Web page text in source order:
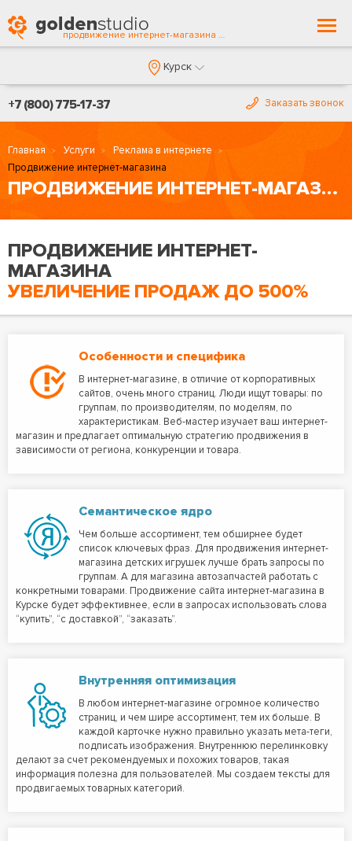
продвижение интернет-магазина Курске
Курск
+7 (800) 775-17-37 Заказать звонок
Главная Услуги
Реклама в интернете
Продвижение интернет-магазина
ПРОДВИЖЕНИЕ ИНТЕРНЕТ-МАГАЗИНА
ПРОДВИЖЕНИЕ ИНТЕРНЕТ-
МАГАЗИНА
УВЕЛИЧЕНИЕ ПРОДАЖ ДО 500%
Особенности и специфика
В интернет-магазине, в отличие от корпоративных
сайтов, очень много страниц. Люди ищут товары: по
группам, по производителям, по моделям, по
характеристикам. Веб-мастер изучает ваш интернет-
магазин и предлагает оптимальную стратегию продвижения в
зависимости от региона, конкуренции и товара.
Семантическое ядро
Чем больше ассортимент, тем обширнее будет
список ключевых фраз. Для продвижения интернет-
магазина детских игрушек лучше брать запросы по
группам. А для магазина автозапчастей работать с
конкретными товарами. Продвижение сайта интернет-магазина в
Курске будет эффективнее, если в запросах использовать слова
“купить”, “с доставкой”, “заказать”.
Внутренняя оптимизация
В любом интернет-магазине огромное количество
страниц, и чем шире ассортимент, тем их больше. В
каждой карточке нужно правильно указать мета-теги,
подписать изображения. Внутреннюю перелинковку
делают за счет рекомендуемых и похожих товаров, такая
информация полезна для пользователей. Мы создаем тексты для
продвигаемых товарных категорий.